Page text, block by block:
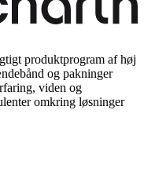
produktprogram af høj
og pakninger
viden og
omkring løsninger